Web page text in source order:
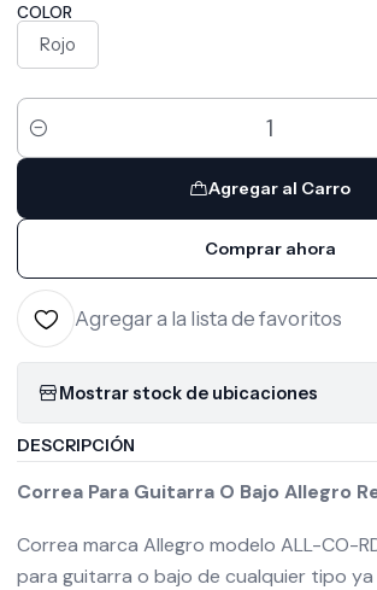
COLOR
Rojo
Cantidad
Agregar al Carro
Comprar ahora
Agregar a la lista de favoritos
Mostrar stock de ubicaciones
DESCRIPCIÓN
Correa Para Guitarra O Bajo Allegro
Correa marca Allegro modelo ALL-CO-
para guitarra o bajo de cualquier tipo